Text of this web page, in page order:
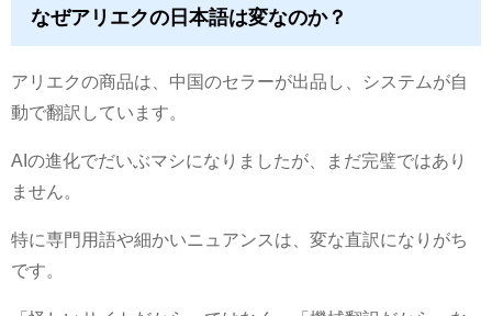
なぜアリエクの日本語は変なのか？
アリエクの商品は、中国のセラーが出品し、システムが自
動で翻訳しています。
AIの進化でだいぶマシになりましたが、まだ完璧ではあり
ません。
特に専門用語や細かいニュアンスは、変な直訳になりがち
です。